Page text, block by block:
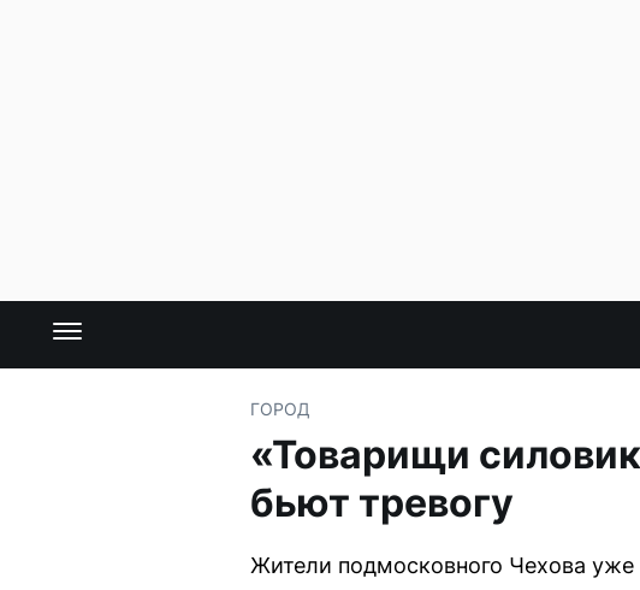
ГОРОД
«Товарищи
бьют тревогу
Жители подмосковного Чехова уже